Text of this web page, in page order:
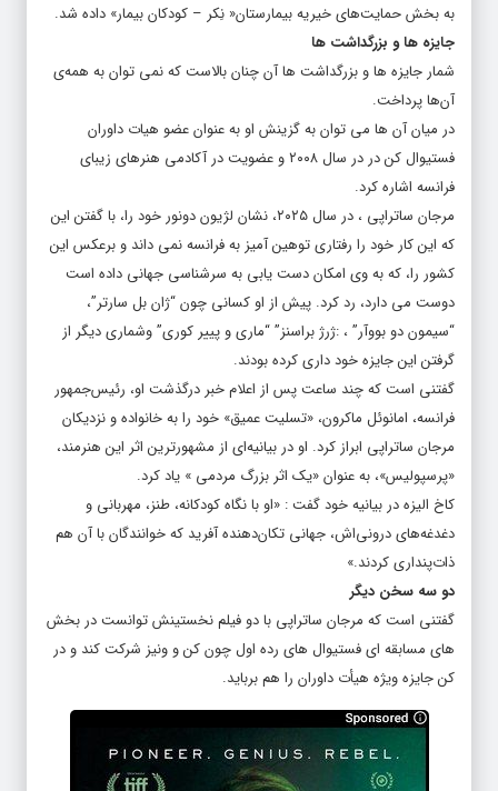
به بخش حمایت‌های خیریه بیمارستان« نِکر – کودکان بیمار» داده شد.
جایزه ها و بزرگداشت ها
شمار جایزه ها و بزرگداشت ها آن چنان بالاست که نمی توان به همه‌ی
آن‌ها پرداخت.
در میان آن ها می توان به گزینش او به عنوان عضو هیات داوران
فستیوال کن در در سال ۲۰۰۸ و عضویت در آکادمی هنرهای زیبای
فرانسه اشاره کرد.
مرجان ساتراپی ، در سال ۲۰۲۵، نشان لژیون دونور خود را، با گفتن این
که این کار خود را رفتاری توهین آمیز به فرانسه نمی داند و برعکس این
کشور را، که به وی امکان دست یابی به سرشناسی جهانی داده است
دوست می دارد، رد کرد. پیش از او کسانی چون “ژان بل سارتر”،
“سیمون دو بووآر” ، :ژرژ براسنز” “ماری و پییر کوری” وشماری دیگر از
گرفتن این جایزه خود داری کرده بودند.
گفتنی است که چند ساعت پس از اعلام خبر درگذشت او، رئیس‌جمهور
فرانسه، امانوئل ماکرون، «تسلیت عمیق» خود را به خانواده و نزدیکان
مرجان ساتراپی ابراز کرد. او در بیانیه‌ای از مشهورترین اثر این هنرمند،
«پرسپولیس»، به عنوان «یک اثر بزرگ مردمی » یاد کرد.
کاخ الیزه در بیانیه خود گفت : «او با نگاه کودکانه، طنز، مهربانی و
دغدغه‌های درونی‌اش، جهانی تکان‌دهنده آفرید که خوانندگان با آن هم
ذات‌پنداری کردند.»
دو سه سخن دیگر
گفتنی است که مرجان ساتراپی با دو فیلم نخستینش توانست در بخش
های مسابقه ای فستیوال های رده اول چون کن و ونیز شرکت کند و در
کن جایزه ویژه هیأت داوران را هم برباید.